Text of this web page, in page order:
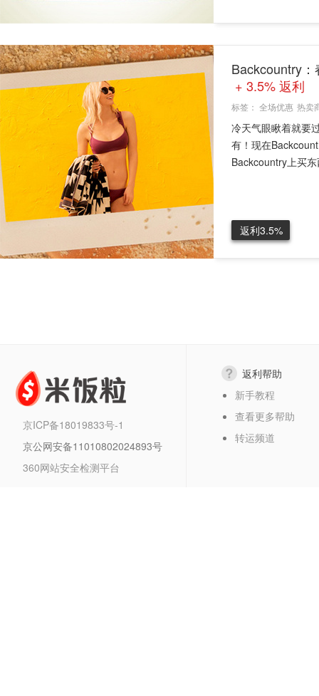
Backcountry
+ 3.5% 返利
标签： 全场优惠 热卖
冷天气眼瞅着就要
有！现在
Backcountry上买
返利3.5%
京ICP备18019833号-1
京公网安备11010802024893号
360网站安全检测平台
返利帮助
新手教程
查看更多帮助
转运频道